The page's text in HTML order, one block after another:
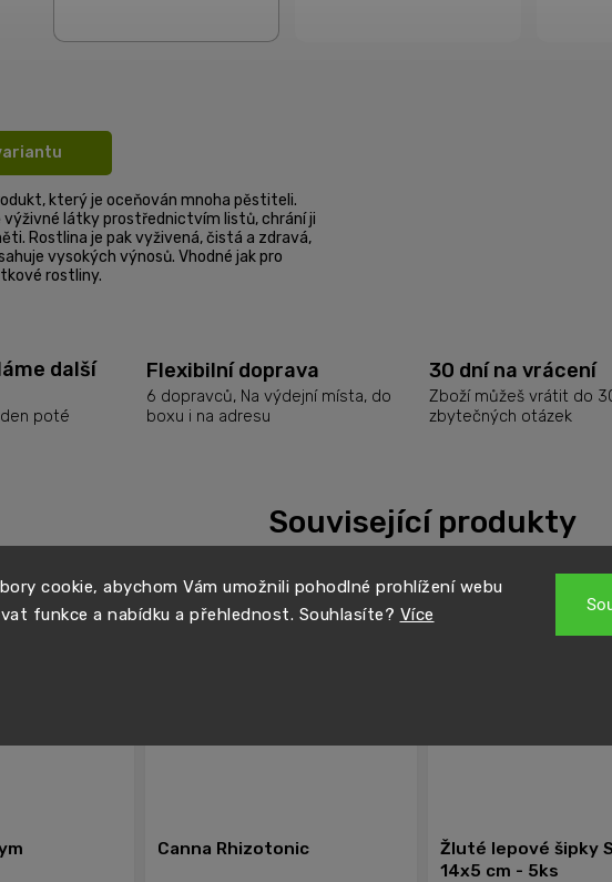
cookie, abychom Vám umožnili pohodlné prohlížení webu
funkce a nabídku a přehlednost. Souhlasíte? Více
který je oceňován mnoha pěstiteli.
výživné látky prostřednictvím listů, chrání ji
Rostlina je pak vyživená, čistá a zdravá,
vysokých výnosů. Vhodné jak pro
rostliny.
další
poté
Flexibilní doprava
6 dopravců, Na výdejní místa, do
boxu i na adresu
30 dní na vrácení
Zboží můžeš vrátit do
zbytečných otázek
Související produkty
NEJOBLÍBENĚJŠÍ
Canna Rhizotonic
Žluté lepové šipky
14x5 cm - 5ks